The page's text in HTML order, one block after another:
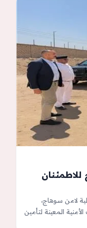
لامن سوهاج،
المعينة لتأمين